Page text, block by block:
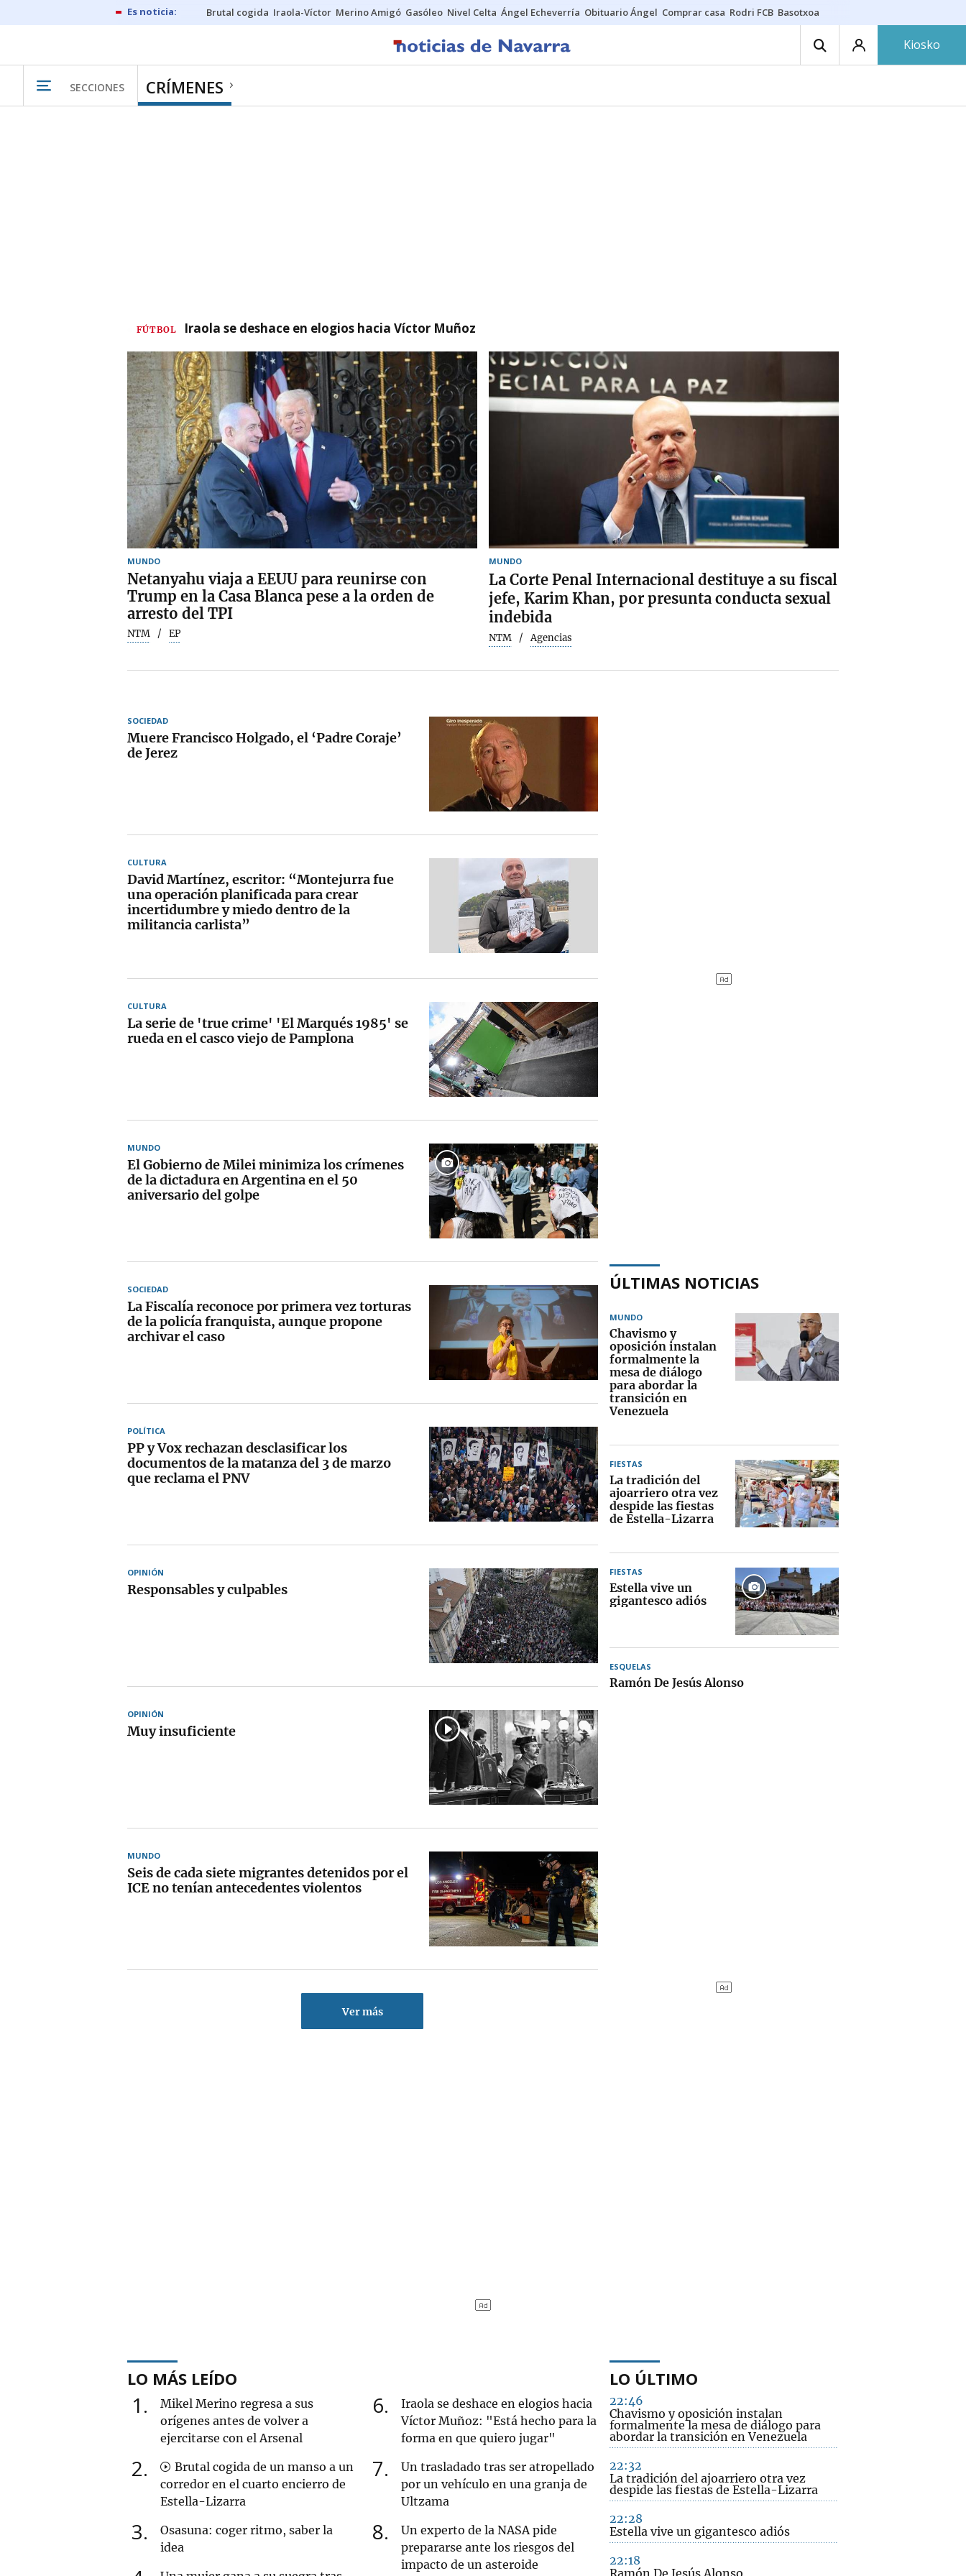
Brutal cogida Iraola-Víctor Merino Amigó Gasóleo Nivel Celta Ángel Echeverría Obituario Ángel Comprar casa Rodri FCB Basotxoa
Kiosko
SECCIONES CRÍMENES
FÚTBOL Iraola se deshace en elogios hacia Víctor Muñoz
MUNDO
Netanyahu viaja a EEUU para reunirse con
Trump en la Casa Blanca pese a la orden de
arresto del TPI
NTM EP
MUNDO
La Corte Penal Internacional destituye a su fiscal
jefe, Karim Khan, por presunta conducta sexual
indebida
NTM Agencias
SOCIEDAD
Muere Francisco Holgado, el ‘Padre Coraje’
de Jerez
CULTURA
David Martínez, escritor: “Montejurra fue
una operación planificada para crear
incertidumbre y miedo dentro de la
militancia carlista”
CULTURA
La serie de 'true crime' 'El Marqués 1985' se
rueda en el casco viejo de Pamplona
MUNDO
El Gobierno de Milei minimiza los crímenes
de la dictadura en Argentina en el 50
aniversario del golpe
SOCIEDAD
La Fiscalía reconoce por primera vez torturas
de la policía franquista, aunque propone
archivar el caso
POLÍTICA
PP y Vox rechazan desclasificar los
documentos de la matanza del 3 de marzo
que reclama el PNV
OPINIÓN
Responsables y culpables
OPINIÓN
Muy insuficiente
MUNDO
Seis de cada siete migrantes detenidos por el
ICE no tenían antecedentes violentos
Ver más
ÚLTIMAS NOTICIAS
MUNDO
Chavismo y
oposición instalan
formalmente la
mesa de diálogo
para abordar la
transición en
Venezuela
FIESTAS
La tradición del
ajoarriero otra vez
despide las fiestas
de Estella-Lizarra
FIESTAS
Estella vive un
gigantesco adiós
ESQUELAS
Ramón De Jesús Alonso
LO MÁS LEÍDO
1
Mikel Merino regresa a sus
orígenes antes de volver a
ejercitarse con el Arsenal
2
Brutal cogida de un manso a un
corredor en el cuarto encierro de
Estella-Lizarra
3
Osasuna: coger ritmo, saber la
idea
6
Iraola se deshace en elogios hacia
Víctor Muñoz: "Está hecho para la
forma en que quiero jugar"
7
Un trasladado tras ser atropellado
por un vehículo en una granja de
Ultzama
8
Un experto de la NASA pide
prepararse ante los riesgos del
impacto de un asteroide
LO ÚLTIMO
22:46
Chavismo y oposición instalan
formalmente la mesa de diálogo para
abordar la transición en Venezuela
22:32
La tradición del ajoarriero otra vez
despide las fiestas de Estella-Lizarra
22:28
Estella vive un gigantesco adiós
22:18
Ramón De Jesús Alonso